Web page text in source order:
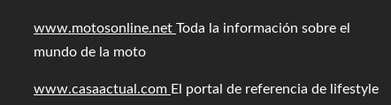
www.motosonline.net Toda la información sobre el
mundo de la moto
www.casaactual.com El portal de referencia de lifestyle